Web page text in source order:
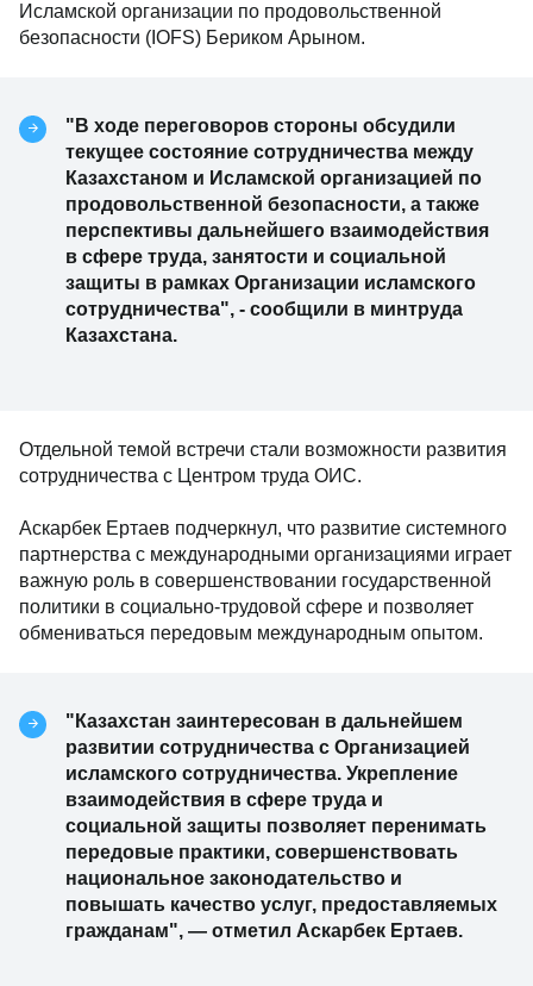
Исламской организации по продовольственной
безопасности (IOFS) Бериком Арыном.
"В ходе переговоров стороны обсудили
текущее состояние сотрудничества между
Казахстаном и Исламской организацией по
продовольственной безопасности, а также
перспективы дальнейшего взаимодействия
в сфере труда, занятости и социальной
защиты в рамках Организации исламского
сотрудничества", - сообщили в минтруда
Казахстана.
Отдельной темой встречи стали возможности развития
сотрудничества с Центром труда ОИС.
Аскарбек Ертаев подчеркнул, что развитие системного
партнерства с международными организациями играет
важную роль в совершенствовании государственной
политики в социально-трудовой сфере и позволяет
обмениваться передовым международным опытом.
"Казахстан заинтересован в дальнейшем
развитии сотрудничества с Организацией
исламского сотрудничества. Укрепление
взаимодействия в сфере труда и
социальной защиты позволяет перенимать
передовые практики, совершенствовать
национальное законодательство и
повышать качество услуг, предоставляемых
гражданам", — отметил Аскарбек Ертаев.